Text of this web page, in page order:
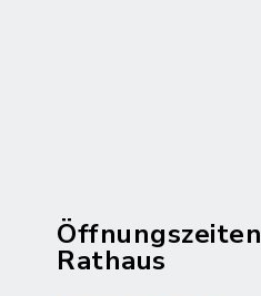
Öffnungszeiten
Rathaus